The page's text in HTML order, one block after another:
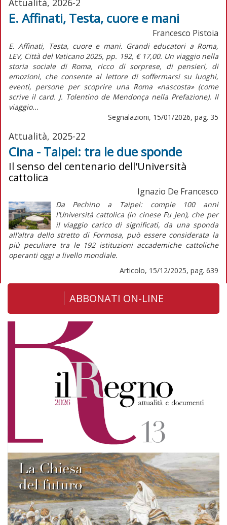
Attualità, 2026-2
E. Affinati, Testa, cuore e mani
Francesco Pistoia
E. Affinati, Testa, cuore e mani. Grandi educatori a Roma,
LEV, Città del Vaticano 2025, pp. 192, € 17,00. Un viaggio nella
storia sociale di Roma, ricco di sorprese, di pensieri, di
emozioni, che consente al lettore di soffermarsi su luoghi,
eventi, persone per scoprire una Roma «nascosta» (come
scrive il card. J. Tolentino de Mendonça nella Prefazione). Il
viaggio...
Segnalazioni, 15/01/2026, pag. 35
Attualità, 2025-22
Cina - Taipei: tra le due sponde
Il senso del centenario dell'Università
cattolica
Ignazio De Francesco
Da Pechino a Taipei: compie 100 anni
l’Università cattolica (in cinese Fu Jen), che per
il viaggiocarico di significati, da una sponda
all’altra dello stretto di Formosa, può essere considerata la
più peculiare tra le 192 istituzioni accademiche cattoliche
operanti oggi a livello mondiale.
Articolo, 15/12/2025, pag. 639
ABBONATI ON-LINE